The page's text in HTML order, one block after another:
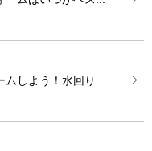
しよう！水回り...